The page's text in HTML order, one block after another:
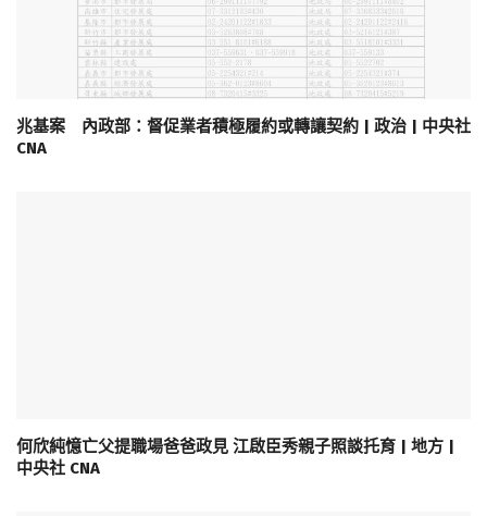
兆基案 內政部：督促業者積極履約或轉讓契約 | 政治 | 中央社
CNA
何欣純憶亡父提職場爸爸政見 江啟臣秀親子照談托育 | 地方 |
中央社 CNA